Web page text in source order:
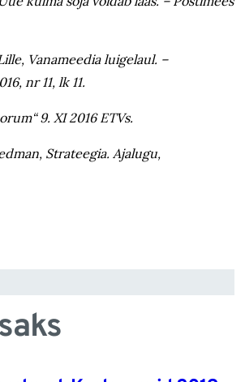
Vanameedia luigelaul. –
nr 11, lk 11.
9. XI 2016 ETVs.
Strateegia. Ajalugu,